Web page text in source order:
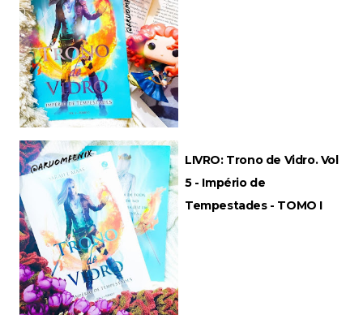
LIVRO: Trono de Vidro. Vol
5 - Império de
Tempestades - TOMO I